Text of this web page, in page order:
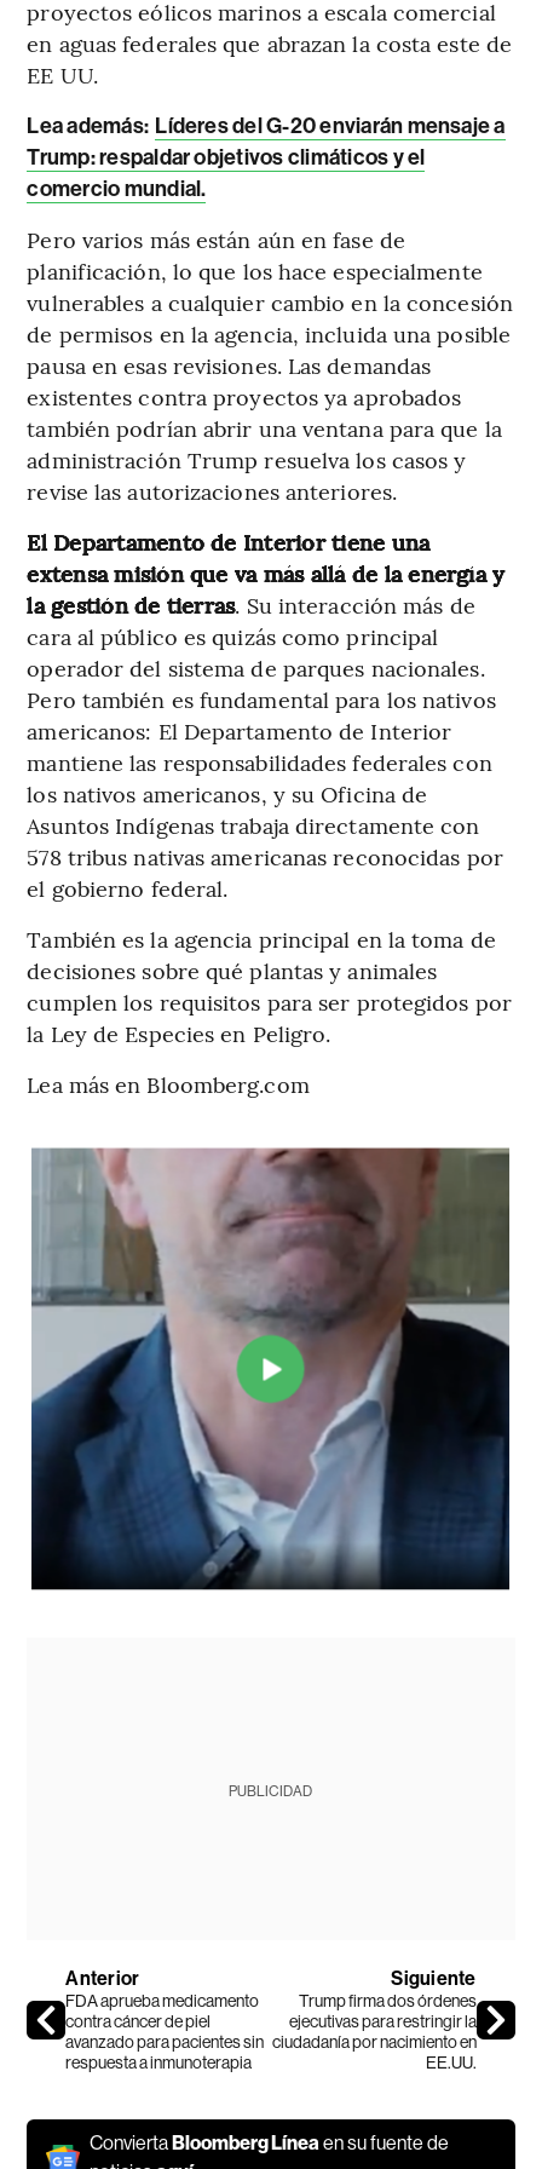
proyectos eólicos marinos a escala comercial
en aguas federales que abrazan la costa este de
EE UU.
Lea además: Líderes del G-20 enviarán mensaje a
Trump: respaldar objetivos climáticos y el
comercio mundial.
Pero varios más están aún en fase de
planificación, lo que los hace especialmente
vulnerables a cualquier cambio en la concesión
de permisos en la agencia, incluida una posible
pausa en esas revisiones. Las demandas
existentes contra proyectos ya aprobados
también podrían abrir una ventana para que la
administración Trump resuelva los casos y
revise las autorizaciones anteriores.
El Departamento de Interior tiene una
extensa misión que va más allá de la energía y
la gestión de tierras. Su interacción más de
cara al público es quizás como principal
operador del sistema de parques nacionales.
Pero también es fundamental para los nativos
americanos: El Departamento de Interior
mantiene las responsabilidades federales con
los nativos americanos, y su Oficina de
Asuntos Indígenas trabaja directamente con
578 tribus nativas americanas reconocidas por
el gobierno federal.
También es la agencia principal en la toma de
decisiones sobre qué plantas y animales
cumplen los requisitos para ser protegidos por
la Ley de Especies en Peligro.
Lea más en Bloomberg.com
PUBLICIDAD
Anterior
FDA aprueba medicamento
contra cáncer de piel
avanzado para pacientes sin
respuesta a inmunoterapia
Siguiente
Trump firma dos órdenes
ejecutivas para restringir la
ciudadanía por nacimiento en
EE.UU.
ConviertaBloomberg Líneaen su fuente de